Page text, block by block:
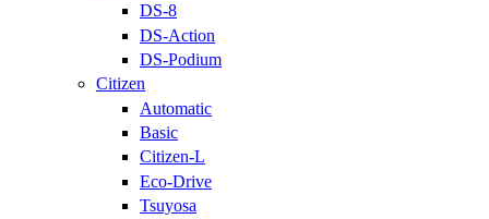
DS-8
DS-Action
DS-Podium
Citizen
Automatic
Basic
Citizen-L
Eco-Drive
Tsuyosa